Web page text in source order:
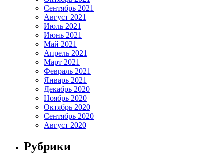
Сентябрь 2021
Август 2021
Июль 2021
Июнь 2021
Май 2021
Апрель 2021
Март 2021
Февраль 2021
Январь 2021
Декабрь 2020
Ноябрь 2020
Октябрь 2020
Сентябрь 2020
Август 2020
Рубрики